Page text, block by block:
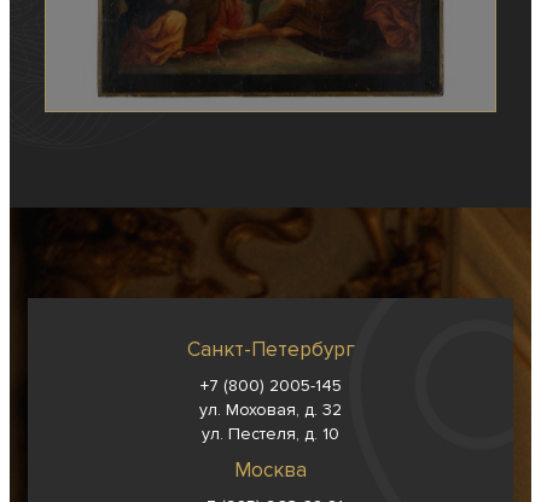
Санкт-Петербург
+7 (800) 2005-145
ул. Моховая, д. 32
ул. Пестеля, д. 10
Москва